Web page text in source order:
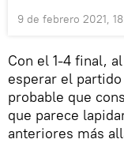
9 de febrero 2021,
Con el 1-4 final,
esperar el
probable que
que parece
anteriores más